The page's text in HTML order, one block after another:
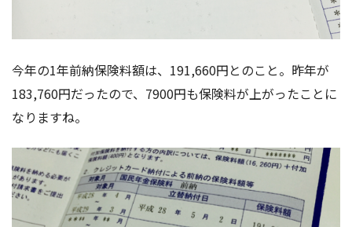
今年の1年前納保険料額は、191,660円とのこと。昨年が
183,760円だったので、7900円も保険料が上がったことに
なりますね。